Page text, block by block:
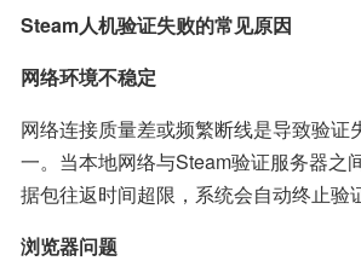
Steam人机验证失败的常见原因
网络环境不稳定
网络连接质量差或频繁断线是导致验证
一。当本地网络与Steam验证服务器之
据包往返时间超限，系统会自动终止验
浏览器问题